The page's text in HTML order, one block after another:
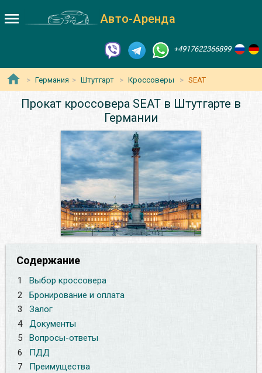
Авто-Аренда
+4917622366899
Германия Штутгарт Кроссоверы SEAT
Прокат кроссовера SEAT в Штутгарте в
Германии
Содержание
1
Выбор кроссовера
2
Бронирование и оплата
3
Залог
4
Документы
5
Вопросы-ответы
6
ПДД
7
Преимущества